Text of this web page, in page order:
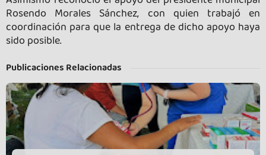
Rosendo Morales Sánchez, con quien trabajó en
coordinación para que la entrega de dicho apoyo haya
sido posible.
Publicaciones Relacionadas